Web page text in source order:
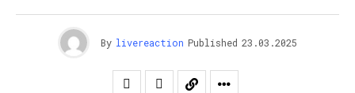
By livereaction Published 23.03.2025